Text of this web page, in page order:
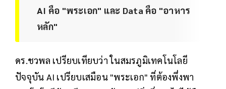
AI คือ "พระเอก" และ Data คือ "อาหาร
หลัก"
ดร.ชวพล เปรียบเทียบว่า ในสมรภูมิเทคโนโลยี
ปัจจุบัน AI เปรียบเสมือน "พระเอก" ที่ต้องพึ่งพา